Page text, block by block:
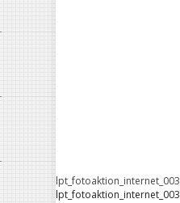
lpt_fotoaktion_internet_003
lpt_fotoaktion_internet_003